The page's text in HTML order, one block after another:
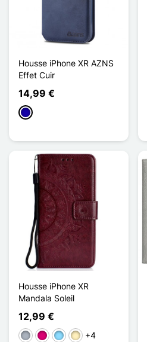
Housse iPhone XR AZNS
Effet Cuir
14,99 €
Azul Escuro
Housse iPhone XR
Mandala Soleil
12,99 €
CinzentoMagentaAzul Claro
Ouro+4